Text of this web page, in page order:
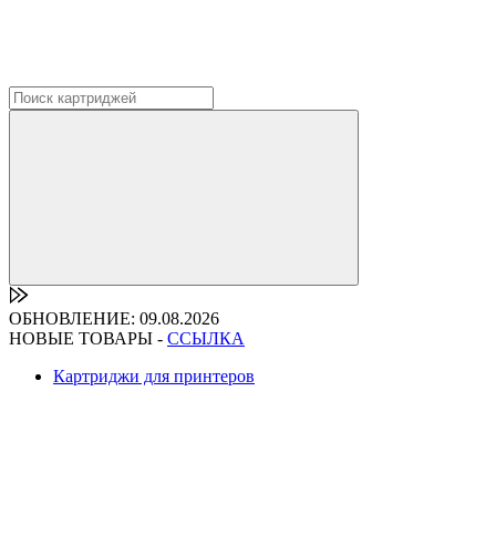
ОБНОВЛЕНИЕ: 09.08.2026
НОВЫЕ ТОВАРЫ - ССЫЛКА
Картриджи для принтеров